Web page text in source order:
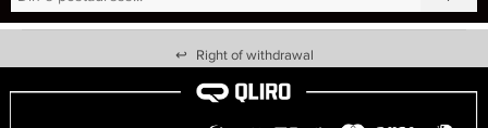
↩ Right of withdrawal